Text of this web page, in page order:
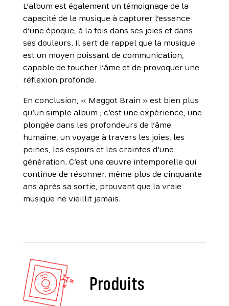
L’album est également un témoignage de la
capacité de la musique à capturer l’essence
d’une époque, à la fois dans ses joies et dans
ses douleurs. Il sert de rappel que la musique
est un moyen puissant de communication,
capable de toucher l’âme et de provoquer une
réflexion profonde.
En conclusion, « Maggot Brain » est bien plus
qu’un simple album ; c’est une expérience, une
plongée dans les profondeurs de l’âme
humaine, un voyage à travers les joies, les
peines, les espoirs et les craintes d’une
génération. C’est une œuvre intemporelle qui
continue de résonner, même plus de cinquante
ans après sa sortie, prouvant que la vraie
musique ne vieillit jamais.
Produits